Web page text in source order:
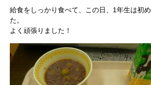
給食をしっかり食べて、この日、1年生は初
た。
よく頑張りました！